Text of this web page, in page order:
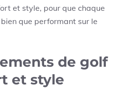
et style, pour que chaque
que performant sur le
de golf
et style